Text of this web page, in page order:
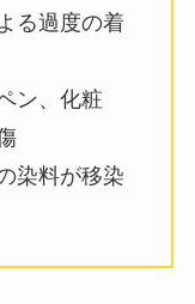
る過度の着
ン、化粧
染料が移染